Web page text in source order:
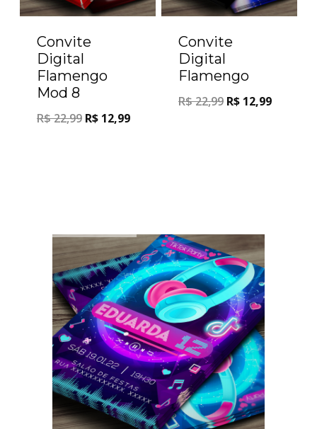
Convite
Digital
Flamengo
Mod 8
R$22,99 R$ 12,99
Convite
Digital
Flamengo
R$22,99 R$ 12,99